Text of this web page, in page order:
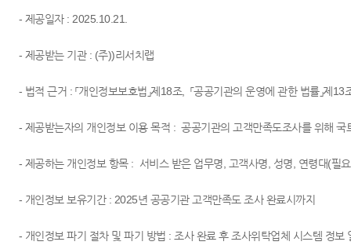
- ​​ 제공일자 : 2025.10.21.
- ​​ 제공받는 기관 : (주))리서치랩
- 법적 근거 : 「개인정보보호법」제18조, 「공공기관의 운영에 관한 법률」제
- 제공받는자의 개인정보 이용 목적 ​: 공공기관의 고객만족도조사를 위해
- 제공하는​ 개인정보 항목 : 서비스 받은 업무명, 고객사명, 성명, 연령대(필
- 개인정보 보유기간 : 2025년 공공기관 고객만족도 조사 완료시까지​​
- 개인정보 파기 절차 및 파기 방법 : 조사 완료 후 조사위탁업체 시스템 정